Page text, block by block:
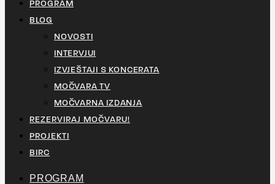
PROGRAM
BLOG
NOVOSTI
INTERVJUI
IZVJEŠTAJI S KONCERATA
MOČVARA TV
MOČVARNA IZDANJA
REZERVIRAJ MOČVARU!
PROJEKTI
BIRC
PROGRAM